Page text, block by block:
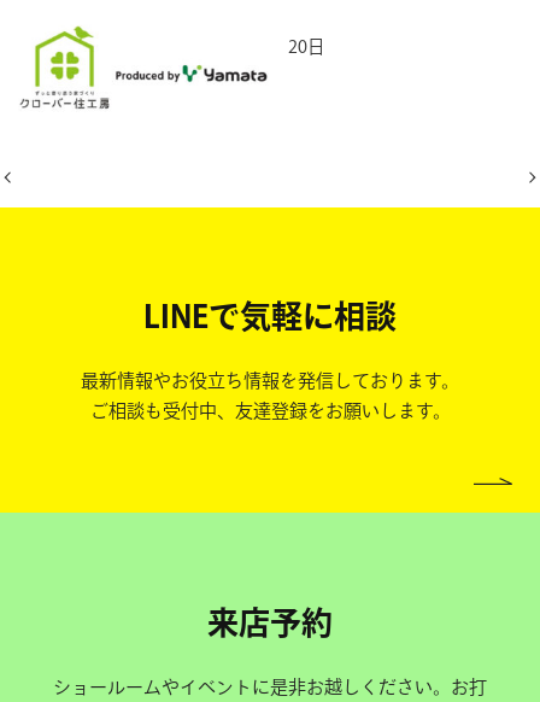
2026年5月20日
LINEで気軽に相談
最新情報やお役立ち情報を発信しております。
ご相談も受付中、友達登録をお願いします。
来店予約
ショールームやイベントに是非お越しください。お打